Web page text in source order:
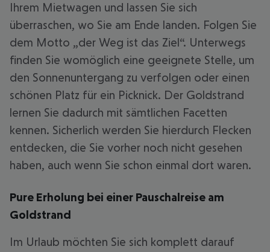
Ihrem Mietwagen und lassen Sie sich
überraschen, wo Sie am Ende landen. Folgen Sie
dem Motto „der Weg ist das Ziel“. Unterwegs
finden Sie womöglich eine geeignete Stelle, um
den Sonnenuntergang zu verfolgen oder einen
schönen Platz für ein Picknick. Der Goldstrand
lernen Sie dadurch mit sämtlichen Facetten
kennen. Sicherlich werden Sie hierdurch Flecken
entdecken, die Sie vorher noch nicht gesehen
haben, auch wenn Sie schon einmal dort waren.
Pure Erholung bei einer Pauschalreise am
Goldstrand
Im Urlaub möchten Sie sich komplett darauf